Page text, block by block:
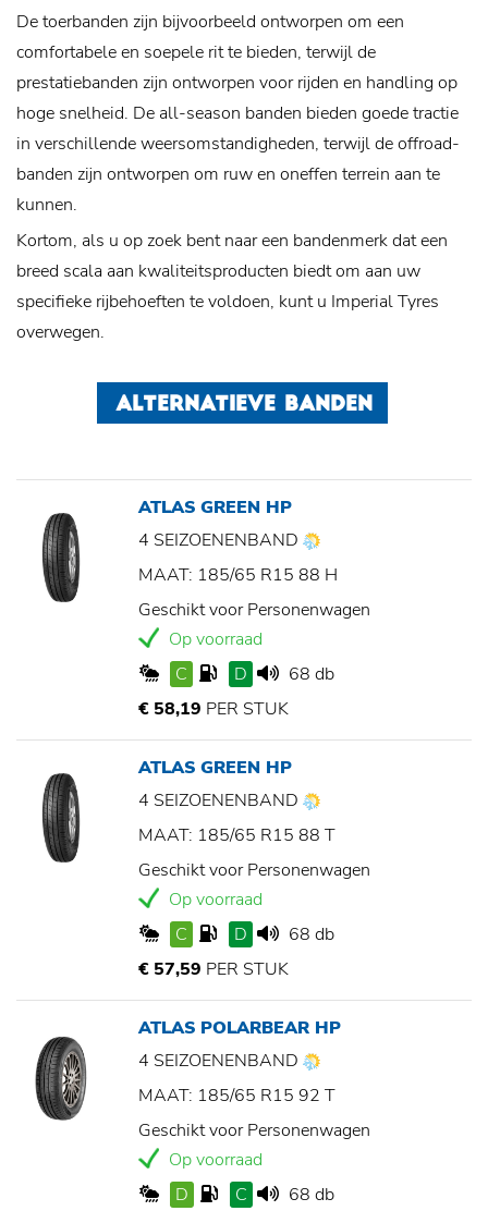
De toerbanden zijn bijvoorbeeld ontworpen om een ​​
comfortabele en soepele rit te bieden, terwijl de
prestatiebanden zijn ontworpen voor rijden en handling op
hoge snelheid. De all-season banden bieden goede tractie
in verschillende weersomstandigheden, terwijl de offroad-
banden zijn ontworpen om ruw en oneffen terrein aan te
kunnen.
Kortom, als u op zoek bent naar een bandenmerk dat een
breed scala aan kwaliteitsproducten biedt om aan uw
specifieke rijbehoeften te voldoen, kunt u Imperial Tyres
overwegen.
ALTERNATIEVE BANDEN
ATLAS GREEN HP
4 SEIZOENENBAND
MAAT: 185/65 R15 88 H
Geschikt voor Personenwagen
Op voorraad
C
D
68 db
€ 58,19 PER STUK
ATLAS GREEN HP
4 SEIZOENENBAND
MAAT: 185/65 R15 88 T
Geschikt voor Personenwagen
Op voorraad
C
D
68 db
€ 57,59 PER STUK
ATLAS POLARBEAR HP
4 SEIZOENENBAND
MAAT: 185/65 R15 92 T
Geschikt voor Personenwagen
Op voorraad
D
C 68 db